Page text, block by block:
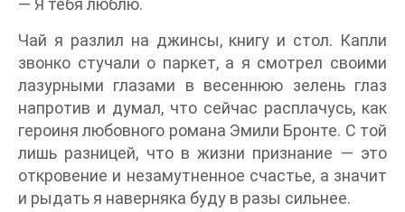
— Я тебя люблю.
Чай я разлил на джинсы, книгу и стол. Капли
звонко стучали о паркет, а я смотрел своими
лазурными глазами в весеннюю зелень глаз
напротив и думал, что сейчас расплачусь, как
героиня любовного романа Эмили Бронте. С той
лишь разницей, что в жизни признание — это
откровение и незамутненное счастье, а значит
и рыдать я наверняка буду в разы сильнее.